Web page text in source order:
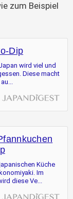
zum Beispiel
Dip
wird viel und
Diese macht
Küche
Im
diese Ve...